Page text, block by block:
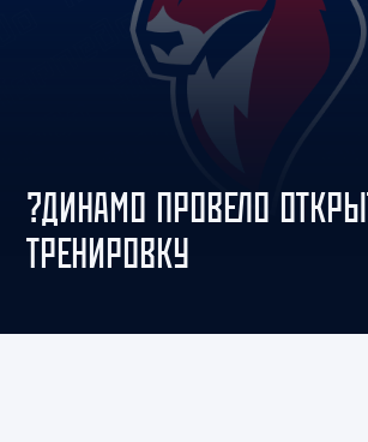
?ДИНАМО ПРОВЕЛО
ТРЕНИРОВКУ